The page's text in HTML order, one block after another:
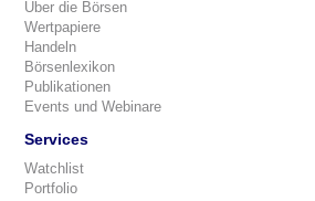
Über die Börsen
Wertpapiere
Handeln
Börsenlexikon
Publikationen
Events und Webinare
Services
Watchlist
Portfolio